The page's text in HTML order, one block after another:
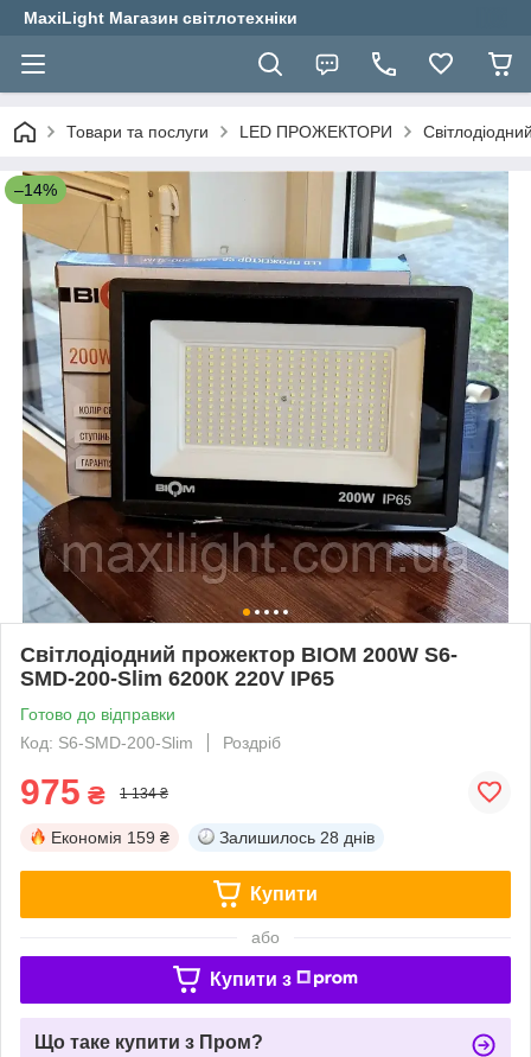
MaxiLight Магазин світлотехніки
Товари та послуги LED ПРОЖЕКТОРИ
–14%
Світлодіодний прожектор BIOM 200W S6-
SMD-200-Slim 6200К 220V IP65
Готово до відправки
Код: S6-SMD-200-Slim
Роздріб
975 ₴ 1 134 ₴
Економія 159 ₴ Залишилось 28 днів
Купити
або
Купити з
Що таке купити з Пром?